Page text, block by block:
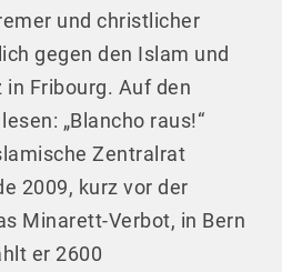
und christlicher
gegen den Islam und
Fribourg. Auf den
„Blancho raus!“
Zentralrat
2009, kurz vor der
Minarett-Verbot, in Bern
er 2600